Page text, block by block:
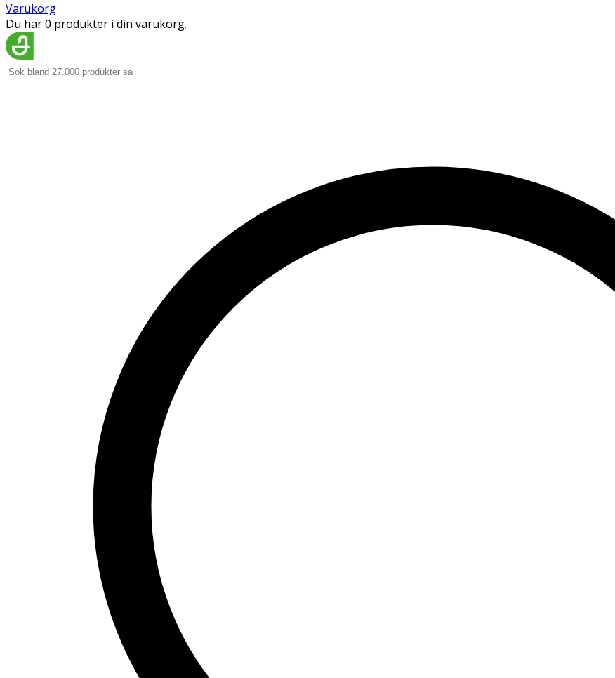
Varukorg
Du har 0 produkter i din varukorg.